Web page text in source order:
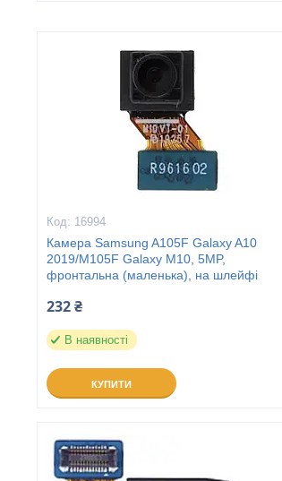
16994
Камера Samsung A105F Galaxy A10
2019/M105F Galaxy M10, 5MP,
фронтальна (маленька), на шлейфі
232 ₴
В наявності
КУПИТИ